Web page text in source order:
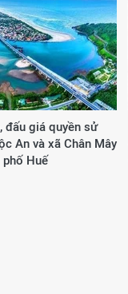
giá quyền sử
An và xã Chân Mây
phố Huế